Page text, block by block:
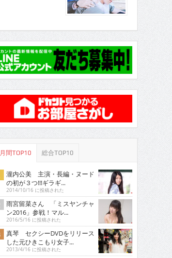
月間TOP10 総合TOP10
瀧内公美 主演・長編・ヌード
の初が３つ!!!ギラギ...
2014/10/16 に投稿された
雨宮留菜さん 「ミスヤンチャ
ン2016」参戦！マル...
2016/5/16 に投稿された
真琴 セクシーDVDをリリース
した元ひきこもり女子...
2013/4/16 に投稿された